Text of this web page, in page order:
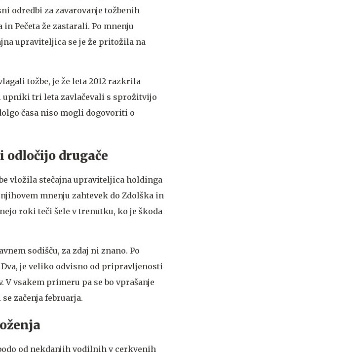
odredbi za zavarovanje tožbenih
Pečeta že zastarali. Po mnenju
upraviteljica se je že pritožila na
tožbe, je že leta 2012 razkrila
upniki tri leta zavlačevali s sprožitvijo
časa niso mogli dogovoriti o
odločijo drugače
vložila stečajna upraviteljica holdinga
mnenju zahtevek do Zdolška in
roki teči šele v trenutku, ko je škoda
sodišču, za zdaj ni znano. Po
Dva, je veliko odvisno od pripravljenosti
vsakem primeru pa se bo vprašanje
začenja februarja.
od nekdanjih vodilnih v cerkvenih